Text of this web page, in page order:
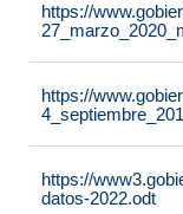
https://
https://
https://
datos-2022.odt